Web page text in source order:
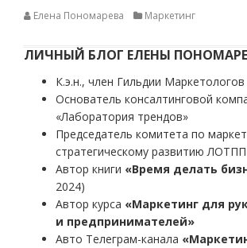
Елена Пономарева Маркетинг
ЛИЧНЫЙ БЛОГ ЕЛЕНЫ
К.э.н., член Гильдии Маркетологов
Основатель консалтинговой
«Лаборатория трендов»
Председатель комитета по
стратегическому развитию ЛОТПП
Автор книги «Время делать
2024)
Автор курса «Маркетинг для
и предпринимателей»
Авто Телеграм-канала